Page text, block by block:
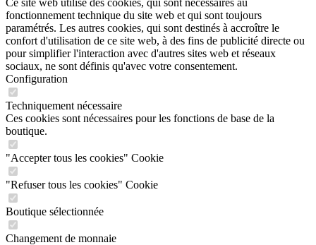
Ce site web utilise des cookies, qui sont nécessaires au
fonctionnement technique du site web et qui sont toujours
paramétrés. Les autres cookies, qui sont destinés à accroître le
confort d'utilisation de ce site web, à des fins de publicité directe ou
pour simplifier l'interaction avec d'autres sites web et réseaux
sociaux, ne sont définis qu'avec votre consentement.
Configuration
Techniquement nécessaire
Ces cookies sont nécessaires pour les fonctions de base de la
boutique.
"Accepter tous les cookies" Cookie
"Refuser tous les cookies" Cookie
Boutique sélectionnée
Changement de monnaie